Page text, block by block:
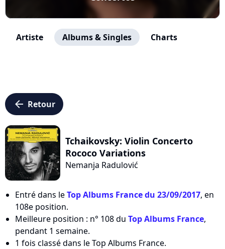
Artiste Albums & Singles Charts
arrow_left Retour
Tchaikovsky: Violin Concerto
Rococo Variations
Nemanja Radulović
Entré dans leTop Albums France du 23/09/2017, en
108e position.
Meilleure position : n° 108 du Top Albums France,
pendant 1 semaine.
1 fois classé dans le Top Albums France.